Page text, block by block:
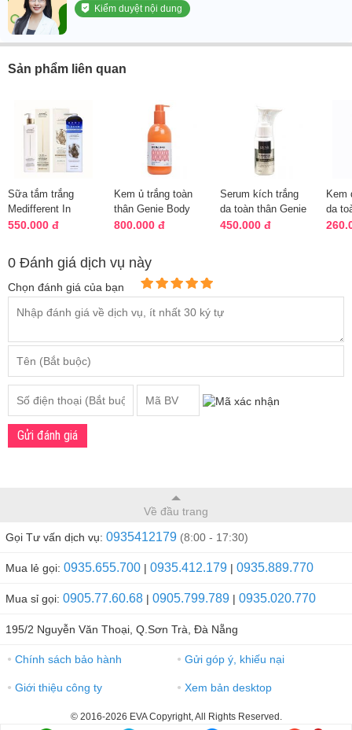
Kiểm duyệt nội dung
Sản phẩm liên quan
Sữa tắm trắng
Medifferent In
Shower Tone Up
550.000 đ
Kem ủ trắng toàn
thân Genie Body
Max White 300g
800.000 đ
Serum kích trắng
da toàn thân Genie
Demar87 Cell 50ml
450.000 đ
Kem
da
0 Đánh giá dịch vụ này
Chọn đánh giá của bạn
Gửi đánh giá
Về đầu trang
Gọi Tư vấn dịch vụ: 0935412179 (8:00 - 17:30)
Mua lẻ gọi: 0935.655.700 | 0935.412.179 | 0935.889.770
Mua sỉ gọi: 0905.77.60.68 | 0905.799.789 | 0935.020.770
195/2 Nguyễn Văn Thoại, Q.Sơn Trà, Đà Nẵng
● Chính sách bảo hành ● Gửi góp ý, khiếu nại
● Giới thiệu công ty ● Xem bản desktop
© 2016-2026 EVA Copyright, All Rights Reserved.